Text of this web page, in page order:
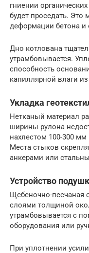
гниении
будет проседать.
деформации бетона и
Дно котлована
утрамбовывается.
способность
капиллярной влаги
Укладка
Нетканый материал
ширины рулона
нахлестом 100-300 мм
Места стыков
анкерами или
Устройство
Щебеночно-песчаная
слоями толщиной
утрамбовывается с
оборудования или
При уплотнении